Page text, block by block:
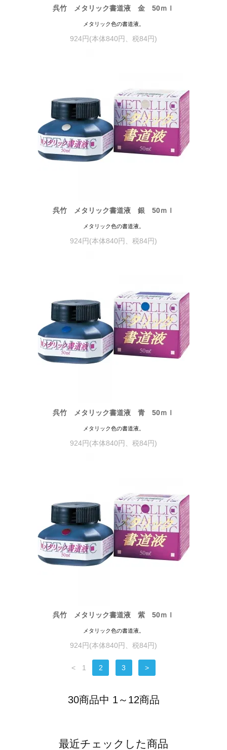
呉竹 メタリック書道液 金 50ｍｌ
メタリック色の書道液。
924円(本体840円、税84円)
呉竹 メタリック書道液 銀 50ｍｌ
メタリック色の書道液。
924円(本体840円、税84円)
呉竹 メタリック書道液 青 50ｍｌ
メタリック色の書道液。
924円(本体840円、税84円)
呉竹 メタリック書道液 紫 50ｍｌ
メタリック色の書道液。
924円(本体840円、税84円)
< 1 2 3 >
30商品中 1～12商品
最近チェックした商品